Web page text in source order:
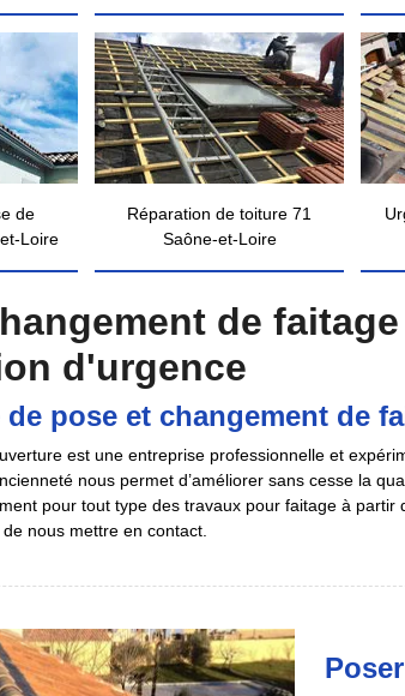
de
Loire
Réparation de toiture 71
Saône-et-Loire
de
d'urgence
pose et changement de
est une entreprise professionnelle et
nous permet d’améliorer sans cesse la
pour tout type des travaux pour faitage à partir
nous mettre en contact.